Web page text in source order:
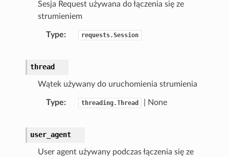
Sesja Request używana do łączenia się ze
strumieniem
Type requests.Session
thread
Wątek używany do uruchomienia strumienia
Type threading.Thread | None
user_agent
User agent używany podczas łączenia się ze